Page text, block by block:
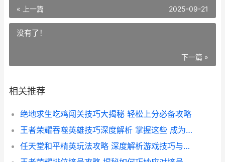
« 上一篇 2025-09-21
没有了！
下一篇 »
相关推荐
绝地求生吃鸡闯关技巧大揭秘 轻松上分必备攻略
王者荣耀吞噬英雄技巧深度解析 掌握这些 成为战场吞噬者
任天堂和平精英玩法攻略 深度解析游戏技巧与策略